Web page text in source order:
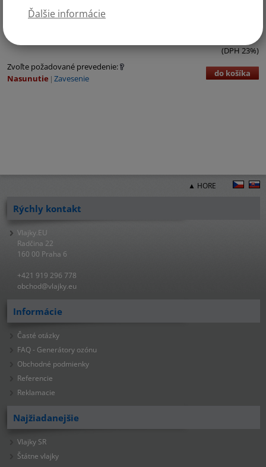
Ďalšie informácie
Kategórie:
(DPH 23%)
Zvoľte požadované prevedenie:
Nasunutie Zavesenie do košíka
▲ HORE
Rýchly kontakt
Vlajky.EU
Radčina 22
160 00 Praha 6
+421 919 296 778
obchod@vlajky.eu
Informácie
Časté otázky
FAQ - Generátory ozónu
Obchodné podmienky
Referencie
Reklamacie
Najžiadanejšie
Vlajky SR
Štátne vlajky